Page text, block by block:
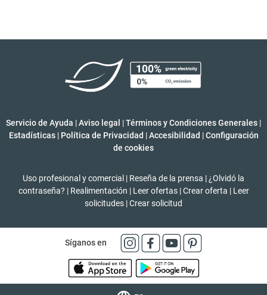
Servicio de Ayuda |Aviso legal |Términos y Condiciones Generales |
Estadísticas | Política de Privacidad | Accesibilidad | Configuración
de cookies
Uso profesional y comercial | Reseña de la prensa | ¿Olvidó la
contraseña? | Realimentación | Leer ofertas | Crear oferta | Leer
solicitudes |Crear solicitud
Síganos en